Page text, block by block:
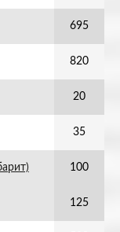
695
820
20
35
100
125